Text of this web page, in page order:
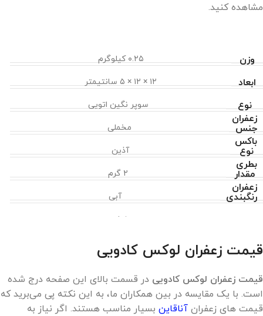
مشاهده کنید.
وزن ۰.۲۵ کیلوگرم
ابعاد ۱۲ × ۱۲ × ۵ سانتیمتر
نوع
زعفران
سوپر نگین اتویی
جنس
باکس
مخملی
نوع
بطری
آذین
مقدار
زعفران
۲ گرم
رنگبندی آبی
ندارد
قیمت زعفران لوکس کادویی
قیمت زعفران لوکس کادویی در قسمت بالای این صفحه درج شده
است. با یک مقایسه در بین همکاران ما، به این نکته پی می‌برید که
قیمت های زعفران آناقاین بسیار مناسب هستند. اگر نیاز به